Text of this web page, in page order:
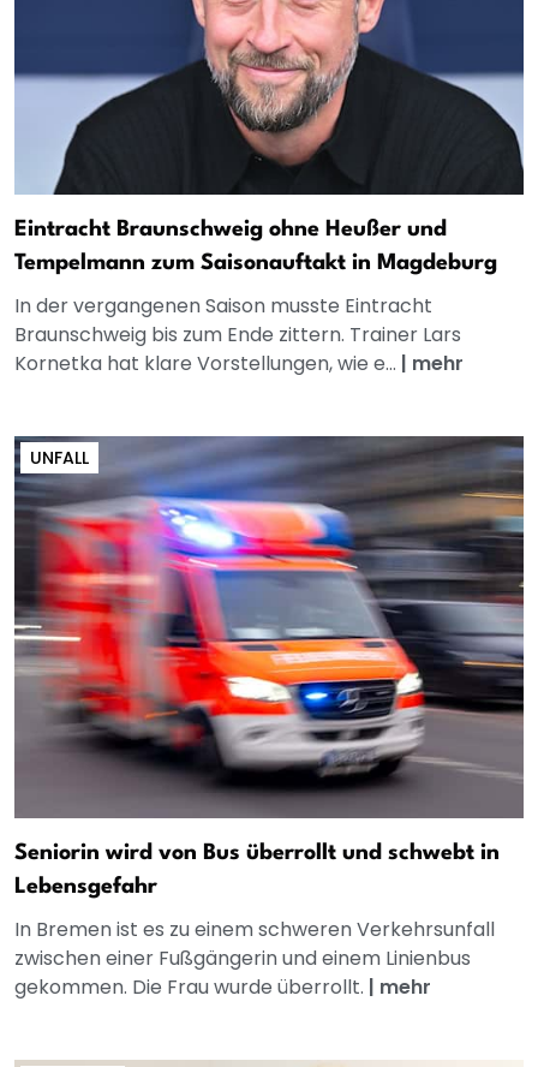
Eintracht Braunschweig ohne Heußer und
Tempelmann zum Saisonauftakt in Magdeburg
In der vergangenen Saison musste Eintracht
Braunschweig bis zum Ende zittern. Trainer Lars
Kornetka hat klare Vorstellungen, wie e... | mehr
UNFALL
Seniorin wird von Bus überrollt und schwebt in
Lebensgefahr
In Bremen ist es zu einem schweren Verkehrsunfall
zwischen einer Fußgängerin und einem Linienbus
gekommen. Die Frau wurde überrollt. | mehr